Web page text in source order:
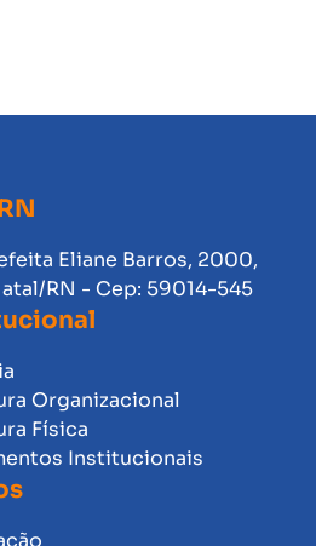
Eliane Barros, 2000,
RN - Cep: 59014-545
Organizacional
Física
Institucionais